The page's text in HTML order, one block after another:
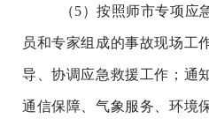
（5）按照师市专项应
员和专家组成的事故现场工
导、协调应急救援工作；通
通信保障、气象服务、环境